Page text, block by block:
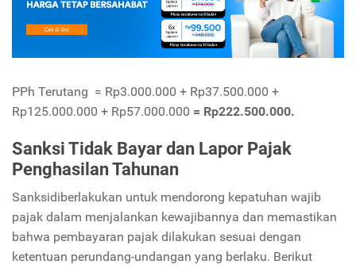
PPh Terutang = Rp3.000.000 + Rp37.500.000 +
Rp125.000.000 + Rp57.000.000 = Rp222.500.000.
Sanksi Tidak Bayar dan Lapor Pajak
Penghasilan Tahunan
Sanksidiberlakukan untuk mendorong kepatuhan wajib
pajak dalam menjalankan kewajibannya dan memastikan
bahwa pembayaran pajak dilakukan sesuai dengan
ketentuan perundang-undangan yang berlaku. Berikut